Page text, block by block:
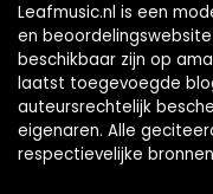
Leafmusic.nl is een
en
beschikbaar zijn op
laatst toegevoegde
auteursrechtelijk
eigenaren. Alle
respectievelijke